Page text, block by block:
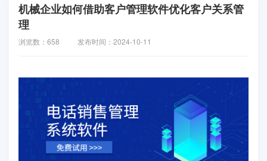
机械企业如何借助客户管理软件优化客户关系管
理
浏览数：658 发布时间：2024-10-11